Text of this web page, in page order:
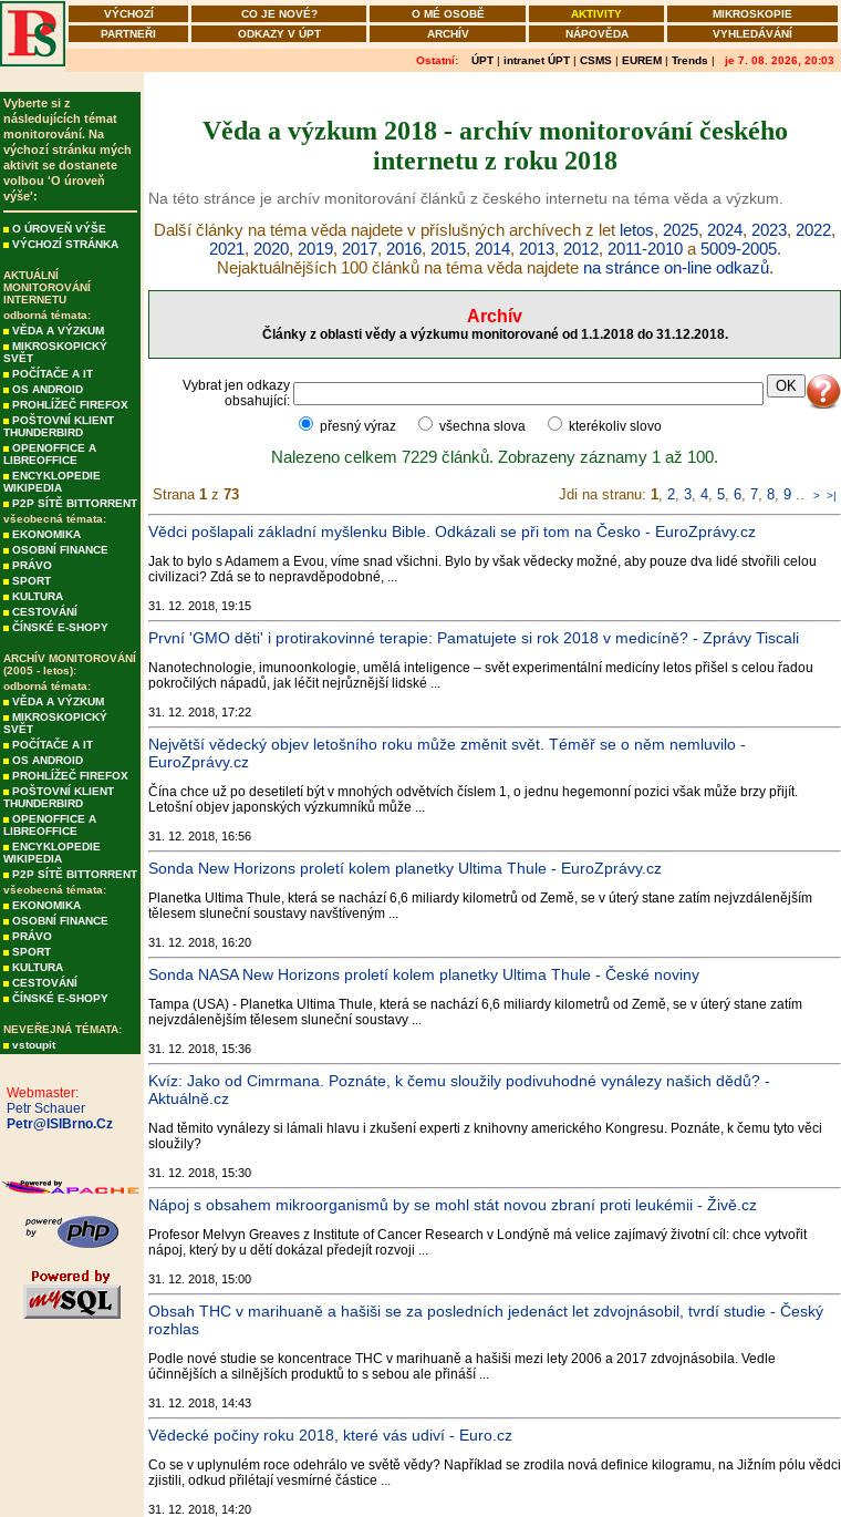
VÝCHOZÍ CO JE NOVÉ? O MÉ OSOBĚ AKTIVITY
MIKROSKOPIE
PARTNEŘI
ODKAZY V ÚPT ARCHÍV NÁPOVĚDA VYHLEDÁVÁNÍ
Ostatní: ÚPT | intranet ÚPT | CSMS | EUREM | Trends | je 7. 08. 2026, 20:03
Vyberte si z
následujících témat
monitorování. Na
výchozí stránku mých
aktivit se dostanete
volbou 'O úroveň
výše':
O ÚROVEŇ VÝŠE
VÝCHOZÍ STRÁNKA
AKTUÁLNÍ
MONITOROVÁNÍ
INTERNETU
odborná témata:
VĚDA A VÝZKUM
MIKROSKOPICKÝ
SVĚT
POČÍTAČE A IT
OS ANDROID
PROHLÍŽEČ FIREFOX
POŠTOVNÍ KLIENT
THUNDERBIRD
OPENOFFICE A
LIBREOFFICE
ENCYKLOPEDIE
WIKIPEDIA
P2P SÍTĚ BITTORRENT
všeobecná témata:
EKONOMIKA
OSOBNÍ FINANCE
PRÁVO
SPORT
KULTURA
CESTOVÁNÍ
ČÍNSKÉ E-SHOPY
ARCHÍV MONITOROVÁNÍ
(2005 - letos):
odborná témata:
VĚDA A VÝZKUM
MIKROSKOPICKÝ
SVĚT
POČÍTAČE A IT
OS ANDROID
PROHLÍŽEČ FIREFOX
POŠTOVNÍ KLIENT
THUNDERBIRD
OPENOFFICE A
LIBREOFFICE
ENCYKLOPEDIE
WIKIPEDIA
P2P SÍTĚ BITTORRENT
všeobecná témata:
EKONOMIKA
OSOBNÍ FINANCE
PRÁVO
SPORT
KULTURA
CESTOVÁNÍ
ČÍNSKÉ E-SHOPY
NEVEŘEJNÁ TÉMATA:
vstoupit
Webmaster:
Petr Schauer
Petr@ISIBrno.Cz
Věda a výzkum 2018 - archív monitorování českého
internetu z roku 2018
Na této stránce je archív monitorování článků z českého internetu na téma věda a výzkum.
Další články na téma věda najdete v příslušných archívech z let letos, 2025, 2024, 2023, 2022,
2021, 2020, 2019, 2017, 2016, 2015, 2014, 2013, 2012, 2011-2010a 5009-2005.
Nejaktuálnějších 100 článků na téma věda najdete na stránce on-line odkazů.
Archív
Články z oblasti vědy a výzkumu monitorované od 1.1.2018 do 31.12.2018.
Vybrat jen odkazy
obsahující:
přesný výraz
všechna slova kterékoliv slovo
Nalezeno celkem 7229 článků. Zobrazeny záznamy 1 až 100.
Strana 1 z 73 Jdi na stranu: 1, 2, 3, 4, 5, 6, 7, 8, 9 .. > >|
Vědci pošlapali základní myšlenku Bible. Odkázali se při tom na Česko - EuroZprávy.cz
Jak to bylo s Adamem a Evou, víme snad všichni. Bylo by však vědecky možné, aby pouze dva lidé stvořili celou
civilizaci? Zdá se to nepravděpodobné, ...
31. 12. 2018, 19:15
První 'GMO děti' i protirakovinné terapie: Pamatujete si rok 2018 v medicíně? - Zprávy Tiscali
Nanotechnologie, imunoonkologie, umělá inteligence – svět experimentální medicíny letos přišel s celou řadou
pokročilých nápadů, jak léčit nejrůznější lidské ...
31. 12. 2018, 17:22
Největší vědecký objev letošního roku může změnit svět. Téměř se o něm nemluvilo -
EuroZprávy.cz
Čína chce už po desetiletí být v mnohých odvětvích číslem 1, o jednu hegemonní pozici však může brzy přijít.
Letošní objev japonských výzkumníků může ...
31. 12. 2018, 16:56
Sonda New Horizons proletí kolem planetky Ultima Thule - EuroZprávy.cz
Planetka Ultima Thule, která se nachází 6,6 miliardy kilometrů od Země, se v úterý stane zatím nejvzdálenějším
tělesem sluneční soustavy navštíveným ...
31. 12. 2018, 16:20
Sonda NASA New Horizons proletí kolem planetky Ultima Thule - České noviny
Tampa (USA) - Planetka Ultima Thule, která se nachází 6,6 miliardy kilometrů od Země, se v úterý stane zatím
nejvzdálenějším tělesem sluneční soustavy ...
31. 12. 2018, 15:36
Kvíz: Jako od Cimrmana. Poznáte, k čemu sloužily podivuhodné vynálezy našich dědů? -
Aktuálně.cz
Nad těmito vynálezy si lámali hlavu i zkušení experti z knihovny amerického Kongresu. Poznáte, k čemu tyto věci
sloužily?
31. 12. 2018, 15:30
Nápoj s obsahem mikroorganismů by se mohl stát novou zbraní proti leukémii - Živě.cz
Profesor Melvyn Greaves z Institute of Cancer Research v Londýně má velice zajímavý životní cíl: chce vytvořit
nápoj, který by u dětí dokázal předejít rozvoji ...
31. 12. 2018, 15:00
Obsah THC v marihuaně a hašiši se za posledních jedenáct let zdvojnásobil, tvrdí studie - Český
rozhlas
Podle nové studie se koncentrace THC v marihuaně a hašiši mezi lety 2006 a 2017 zdvojnásobila. Vedle
účinnějších a silnějších produktů to s sebou ale přináší ...
31. 12. 2018, 14:43
Vědecké počiny roku 2018, které vás udiví - Euro.cz
Co se v uplynulém roce odehrálo ve světě vědy? Například se zrodila nová definice kilogramu, na Jižním pólu vědci
zjistili, odkud přilétají vesmírné částice ...
31. 12. 2018, 14:20